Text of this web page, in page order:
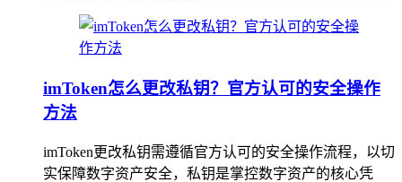
imToken怎么更改私钥？官方认可的安全操作
方法
imToken更改私钥需遵循官方认可的安全操作流程，以切
实保障数字资产安全，私钥是掌控数字资产的核心凭